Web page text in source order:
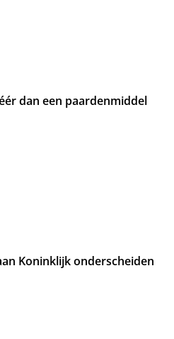
dan een paardenmiddel
Koninklijk onderscheiden